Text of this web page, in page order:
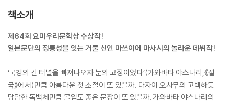
책소개
제64회 요미우리문학상 수상작!
일본문단의 정통성을 잇는 거물 신인 마쓰이에 마사시의 놀라운 데뷔작!
‘국경의 긴 터널을 빠져나오자 눈의 고장이었다’(가와바타 야스나리,《설
국》에서)만큼 아름다운 첫 소절이 또 있을까. 다자이 오사무의 고백하듯
담담한 독백체만큼 몰입도 좋은 문장이 또 있을까. 가와바타 야스나리의